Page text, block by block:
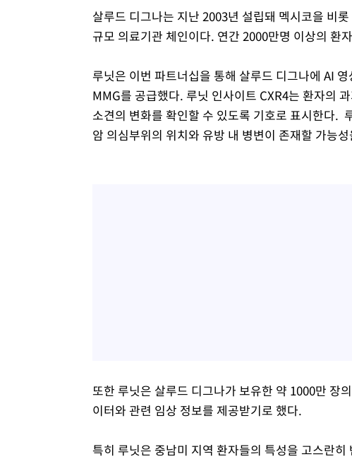
살루드 디그나는 지난 2003년 설립돼 멕시코을 비
규모 의료기관 체인이다. 연간 2000만명 이상의 환
루닛은 이번 파트너십을 통해 살루드 디그나에 AI
MMG를 공급했다. 루닛 인사이트 CXR4는 환자의
소견의 변화를 확인할 수 있도록 기호로 표시한다.
암 의심부위의 위치와 유방 내 병변이 존재할 가능
또한 루닛은 살루드 디그나가 보유한 약 1000만 장
이터와 관련 임상 정보를 제공받기로 했다.
특히 루닛은 중남미 지역 환자들의 특성을 고스란